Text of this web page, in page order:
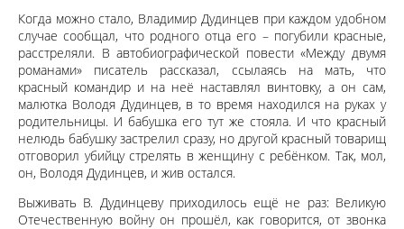
Когда можно стало, Владимир Дудинцев при каждом удобном
случае сообщал, что родного отца его – погубили красные,
расстреляли. В автобиографической повести «Между двумя
романами» писатель рассказал, ссылаясь на мать, что
красный командир и на неё наставлял винтовку, а он сам,
малютка Володя Дудинцев, в то время находился на руках у
родительницы. И бабушка его тут же стояла. И что красный
нелюдь бабушку застрелил сразу, но другой красный товарищ
отговорил убийцу стрелять в женщину с ребёнком. Так, мол,
он, Володя Дудинцев, и жив остался.
Выживать В. Дудинцеву приходилось ещё не раз: Великую
Отечественную войну он прошёл, как говорится, от звонка